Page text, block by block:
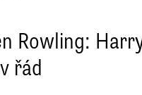
Rowling:
řád